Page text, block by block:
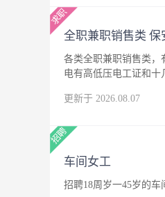
全职兼职销售类 保
各类全职兼职销售类，
电有高低压电工证和十
更新于 2026.08.07
车间女工
招聘18周岁一45岁的车